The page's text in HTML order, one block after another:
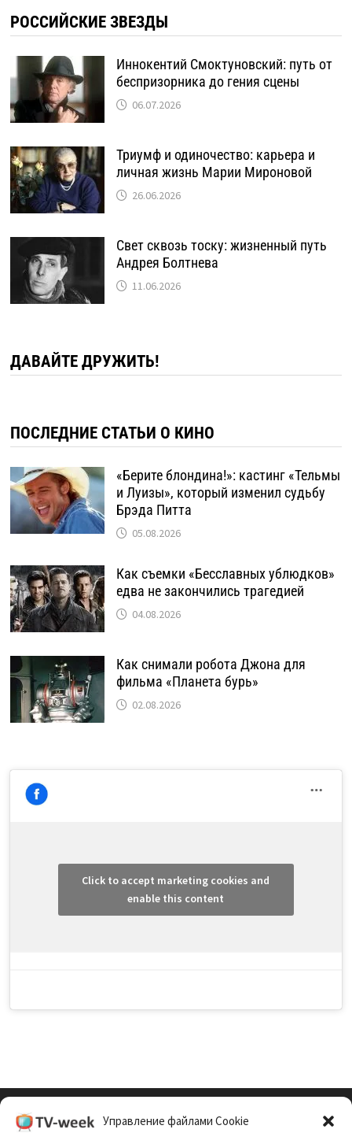
Управление файлами Cookie
РОССИЙСКИЕ ЗВЕЗДЫ
Иннокентий Смоктуновский: путь от
беспризорника до гения сцены
06.07.2026
Триумф и одиночество: карьера и
личная жизнь Марии Мироновой
26.06.2026
Свет сквозь тоску: жизненный путь
Андрея Болтнева
11.06.2026
ДАВАЙТЕ ДРУЖИТЬ!
ПОСЛЕДНИЕ СТАТЬИ О КИНО
«Берите блондина!»: кастинг «Тельмы
и Луизы», который изменил судьбу
Брэда Питта
05.08.2026
Как съемки «Бесславных ублюдков»
едва не закончились трагедией
04.08.2026
Как снимали робота Джона для
фильма «Планета бурь»
02.08.2026
Click to accept marketing cookies and
enable this content